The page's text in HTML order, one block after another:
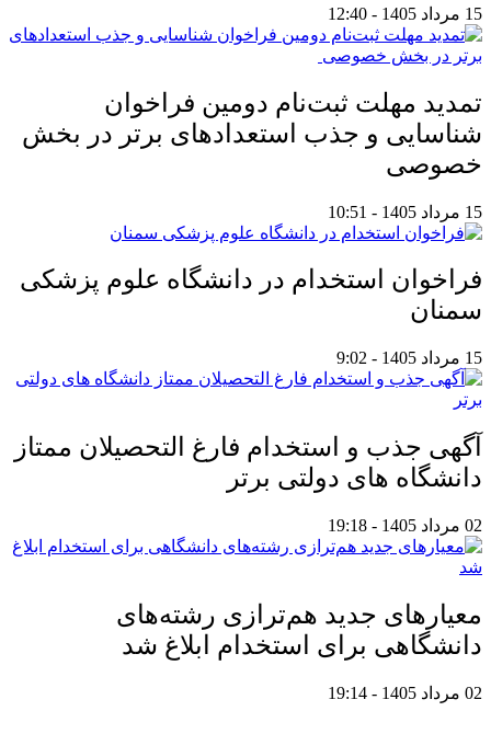
15 مرداد 1405 - 12:40
تمدید مهلت ثبت‌نام دومین فراخوان
شناسایی و جذب استعدادهای برتر در بخش
خصوصی
15 مرداد 1405 - 10:51
فراخوان استخدام در دانشگاه علوم پزشکی
سمنان
15 مرداد 1405 - 9:02
آگهی جذب و استخدام فارغ التحصیلان ممتاز
دانشگاه های دولتی برتر
02 مرداد 1405 - 19:18
معیار‌های جدید هم‌ترازی رشته‌های
دانشگاهی برای استخدام ابلاغ شد
02 مرداد 1405 - 19:14